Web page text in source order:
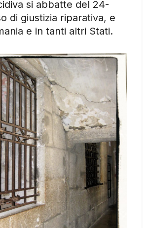
si abbatte del 24-
di giustizia riparativa, e
e in tanti altri Stati.